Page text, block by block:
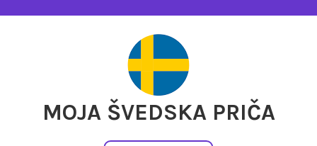
MOJA ŠVEDSKA PRIČA